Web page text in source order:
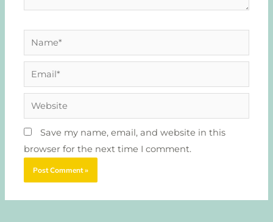
Name*
Email*
Website
Save my name, email, and website in this
browser for the next time I comment.